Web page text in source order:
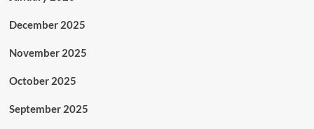
December 2025
November 2025
October 2025
September 2025